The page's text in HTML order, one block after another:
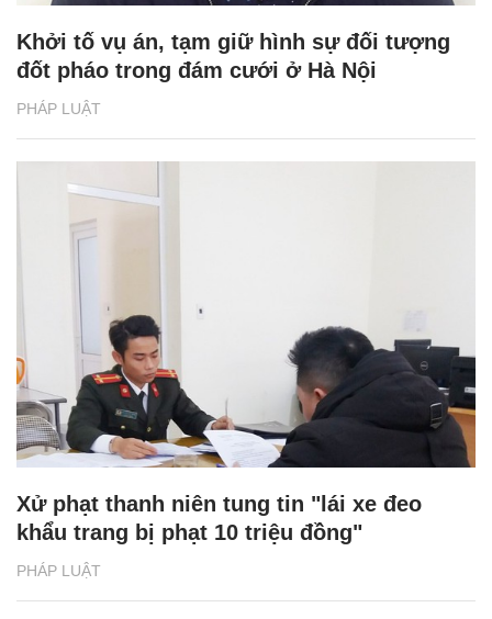
PHÁP LUẬT
Khởi tố vụ án, tạm giữ hình sự đối tượng
đốt pháo trong đám cưới ở Hà Nội
PHÁP LUẬT
Xử phạt thanh niên tung tin "lái xe đeo
khẩu trang bị phạt 10 triệu đồng"